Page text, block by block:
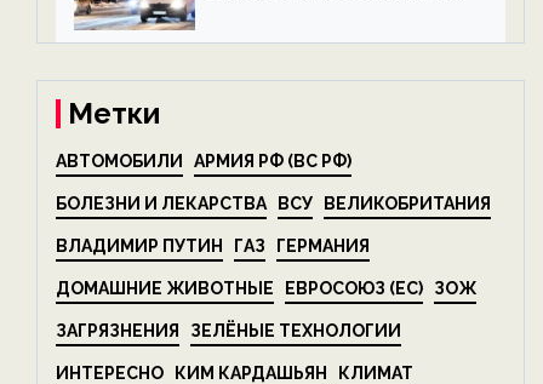
на ECOportal
Метки
АВТОМОБИЛИ АРМИЯ РФ (ВС РФ)
БОЛЕЗНИ И ЛЕКАРСТВА ВСУ ВЕЛИКОБРИТАНИЯ
ВЛАДИМИР ПУТИН ГАЗ ГЕРМАНИЯ
ДОМАШНИЕ ЖИВОТНЫЕ ЕВРОСОЮЗ (ЕС) ЗОЖ
ЗАГРЯЗНЕНИЯ ЗЕЛЁНЫЕ ТЕХНОЛОГИИ
ИНТЕРЕСНО КИМ КАРДАШЬЯН КЛИМАТ